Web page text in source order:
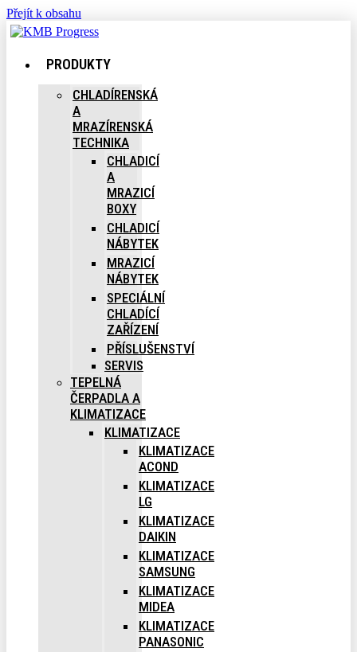
Přejít k obsahu
PRODUKTY
CHLADÍRENSKÁ
A
MRAZÍRENSKÁ
TECHNIKA
CHLADICÍ
A
MRAZICÍ
BOXY
CHLADICÍ
NÁBYTEK
MRAZICÍ
NÁBYTEK
SPECIÁLNÍ
CHLADÍCÍ
ZAŘÍZENÍ
PŘÍSLUŠENSTVÍ
SERVIS
TEPELNÁ
ČERPADLA A
KLIMATIZACE
KLIMATIZACE
KLIMATIZACE
ACOND
KLIMATIZACE
LG
KLIMATIZACE
DAIKIN
KLIMATIZACE
SAMSUNG
KLIMATIZACE
MIDEA
KLIMATIZACE
PANASONIC